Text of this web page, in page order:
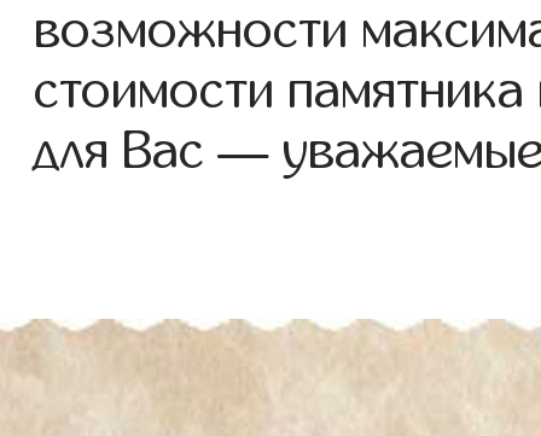
возможности
стоимости
для Вас —